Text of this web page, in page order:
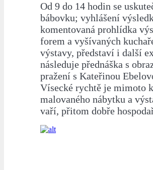
Od 9 do 14 hodin se
bábovku; vyhlášení
komentovaná prohlídka
forem a vyšívaných
výstavy, představí i další
následuje přednáška s
pražení s Kateřinou
Vísecké rychtě je mimoto
malovaného nábytku a
vaří, přitom dobře